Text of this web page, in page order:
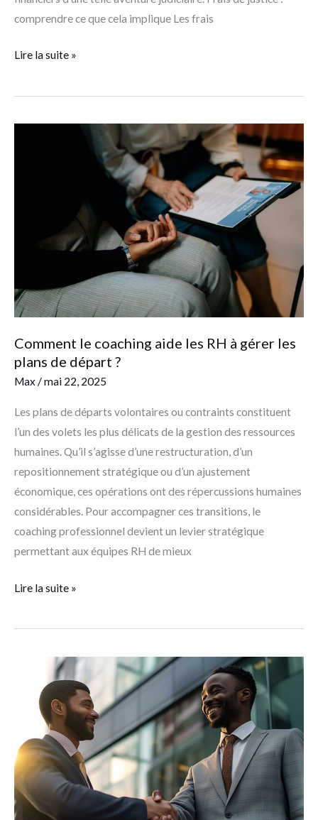
comprendre ce que cela implique Les frais
Lire la suite »
Comment le coaching aide les RH à gérer les
plans de départ ?
Max/mai 22, 2025
Les plans de départs volontaires ou contraints constituent
l’un des volets les plus délicats de la gestion des ressources
humaines. Qu’il s’agisse d’une restructuration, d’un
repositionnement stratégique ou d’un ajustement
économique, ces opérations ont des répercussions humaines
considérables. Pour accompagner ces transitions, le
coaching professionnel devient un levier stratégique
permettant aux équipes RH de mieux
les
plans
départ
?
Lire la suite »
piliers
la
gestion
des
talents